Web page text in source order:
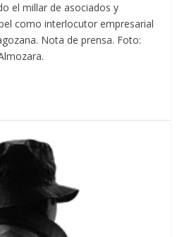
el millar de asociados y
como interlocutor empresarial
Nota de prensa. Foto: